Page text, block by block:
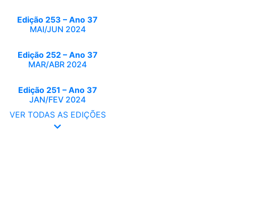
Edição 253 – Ano 37
MAI/JUN 2024
Edição 252 – Ano 37
MAR/ABR 2024
Edição 251 – Ano 37
JAN/FEV 2024
VER TODAS AS EDIÇÕES